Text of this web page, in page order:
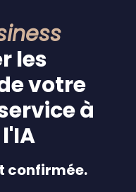
les
votre
à
confirmée.